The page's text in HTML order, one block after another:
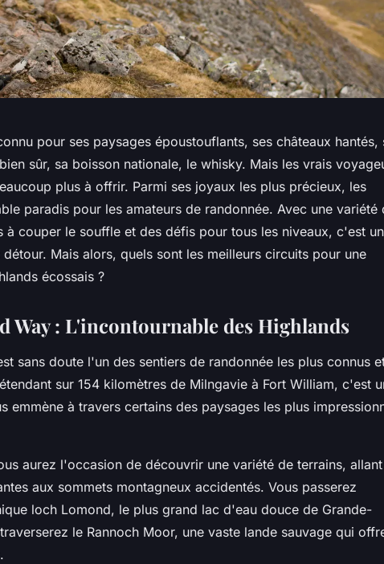
pour ses paysages époustouflants, ses châteaux hantés,
sûr, sa boisson nationale, le whisky. Mais les vrais
plus à offrir. Parmi ses joyaux les plus précieux, les
paradis pour les amateurs de randonnée. Avec une variété
à couper le souffle et des défis pour tous les niveaux, c'est
Mais alors, quels sont les meilleurs circuits pour une
écossais ?
Way : L'incontournable des Highlands
sans doute l'un des sentiers de randonnée les plus connus
sur 154 kilomètres de Milngavie à Fort William, c'est
emmène à travers certains des paysages les plus
aurez l'occasion de découvrir une variété de terrains,
aux sommets montagneux accidentés. Vous passerez
loch Lomond, le plus grand lac d'eau douce de Grande-
le Rannoch Moor, une vaste lande sauvage qui